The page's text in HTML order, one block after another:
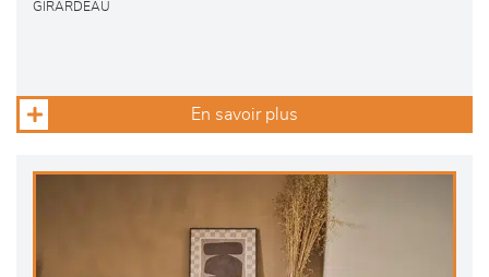
GIRARDEAU
En savoir plus